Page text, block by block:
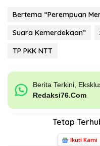
Bertema “Perempuan
Suara Kemerdekaan”
TP PKK NTT
Berita Terkini,
Redaksi76.Com
Tetap
Ikuti Kami